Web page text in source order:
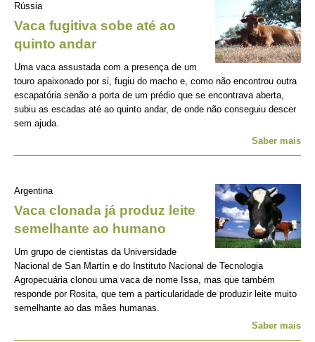
Rússia
Vaca fugitiva sobe até ao
quinto andar
Uma vaca assustada com a presença de um
touro apaixonado por si, fugiu do macho e, como não encontrou outra
escapatória senão a porta de um prédio que se encontrava aberta,
subiu as escadas até ao quinto andar, de onde não conseguiu descer
sem ajuda.
Saber mais
Argentina
Vaca clonada já produz leite
semelhante ao humano
Um grupo de cientistas da Universidade
Nacional de San Martín e do Instituto Nacional de Tecnologia
Agropecuária clonou uma vaca de nome Issa, mas que também
responde por Rosita, que tem a particularidade de produzir leite muito
semelhante ao das mães humanas.
Saber mais